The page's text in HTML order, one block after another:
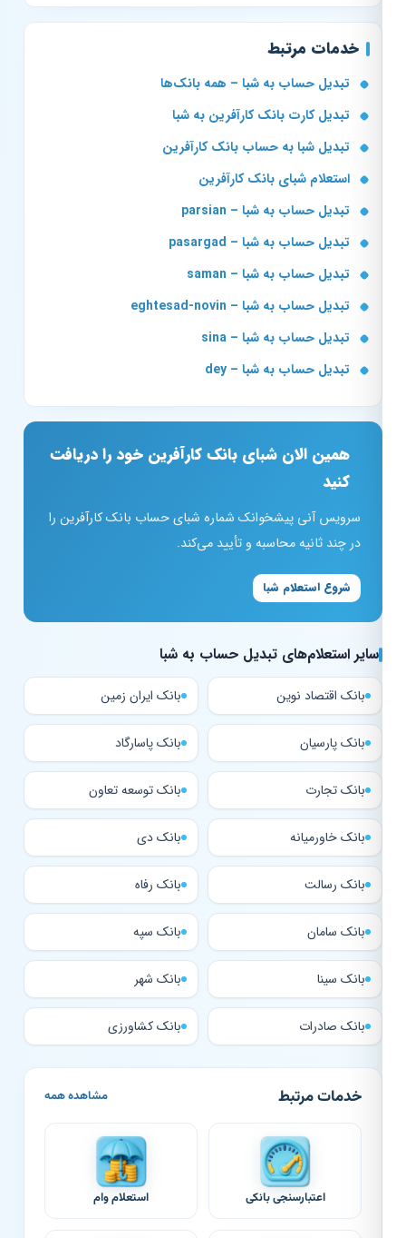
خدمات مرتبط
تبدیل حساب به شبا – همه بانک‌ها
تبدیل کارت بانک کارآفرین به شبا
تبدیل شبا به حساب بانک کارآفرین
استعلام شبای بانک کارآفرین
تبدیل حساب به شبا – parsian
تبدیل حساب به شبا – pasargad
تبدیل حساب به شبا – saman
تبدیل حساب به شبا – eghtesad-novin
تبدیل حساب به شبا – sina
تبدیل حساب به شبا – dey
همین الان شبای بانک کارآفرین خود را دریافت
کنید
سرویس آنی پیشخوانک شماره شبای حساب بانک کارآفرین را
در چند ثانیه محاسبه و تأیید می‌کند.
شروع استعلام شبا
سایر استعلام‌های تبدیل حساب به شبا
بانک اقتصاد نوین بانک ایران زمین
بانک پارسیان بانک پاسارگاد
بانک تجارت بانک توسعه تعاون
بانک خاورمیانه بانک دی
بانک رسالت بانک رفاه
بانک سامان بانک سپه
بانک سینا بانک شهر
بانک صادرات بانک کشاورزی
خدمات مرتبط مشاهده همه
اعتبارسنجی بانکی استعلام وام